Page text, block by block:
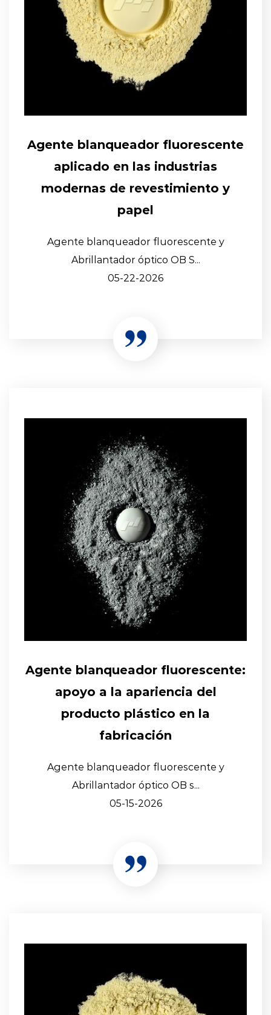
Agente blanqueador fluorescente
aplicado en las industrias
modernas de revestimiento y
papel
Agente blanqueador fluorescente y
Abrillantador óptico OB S...
05-22-2026
Agente blanqueador fluorescente:
apoyo a la apariencia del
producto plástico en la
fabricación
Agente blanqueador fluorescente y
Abrillantador óptico OB s...
05-15-2026